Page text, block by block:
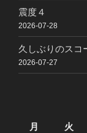
震度４
2026-07-28
久しぶりのスコ
2026-07-27
月
火